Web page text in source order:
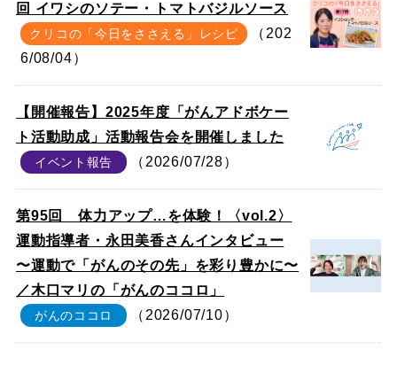
回 イワシのソテー・トマトバジルソース
クリコの「今日をささえる」レシピ
（202
6/08/04）
【開催報告】2025年度「がんアドボケー
ト活動助成」活動報告会を開催しました
イベント報告 （2026/07/28）
第95回 体力アップ…を体験！〈vol.2〉
運動指導者・永田美香さんインタビュー
〜運動で「がんのその先」を彩り豊かに〜
／木口マリの「がんのココロ」
がんのココロ （2026/07/10）